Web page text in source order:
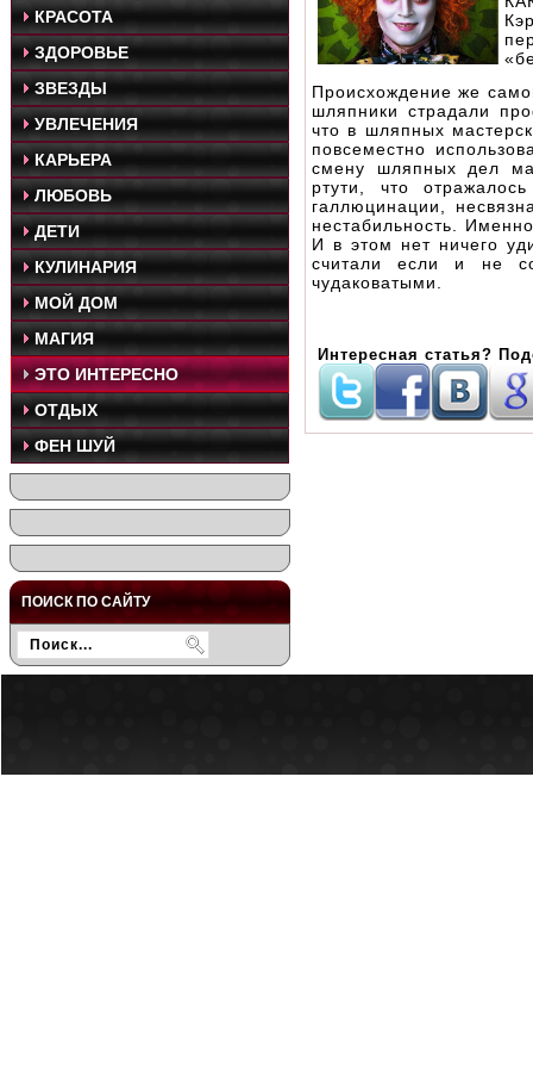
КРАСОТА
ЗДОРОВЬЕ
ЗВЕЗДЫ
УВЛЕЧЕНИЯ
КАРЬЕРА
ЛЮБОВЬ
ДЕТИ
КУЛИНАРИЯ
МОЙ ДОМ
МАГИЯ
ЭТО ИНТЕРЕСНО
ОТДЫХ
ФЕН ШУЙ
ПОИСК ПО САЙТУ
Происхождение же
шляпники страдали
что в шляпных
повсеместно
смену шляпных дел
ртути, что
галлюцинации,
нестабильность.
И в этом нет ничего
считали если и не
чудаковатыми.
Интересная статья?